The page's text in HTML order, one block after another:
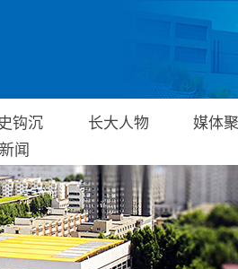
钩沉 长大人物
媒体
闻